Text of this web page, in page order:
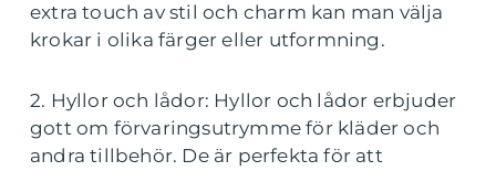
extra touch av stil och charm kan man välja
krokar i olika färger eller utformning.
2. Hyllor och lådor: Hyllor och lådor erbjuder
gott om förvaringsutrymme för kläder och
andra tillbehör. De är perfekta för att